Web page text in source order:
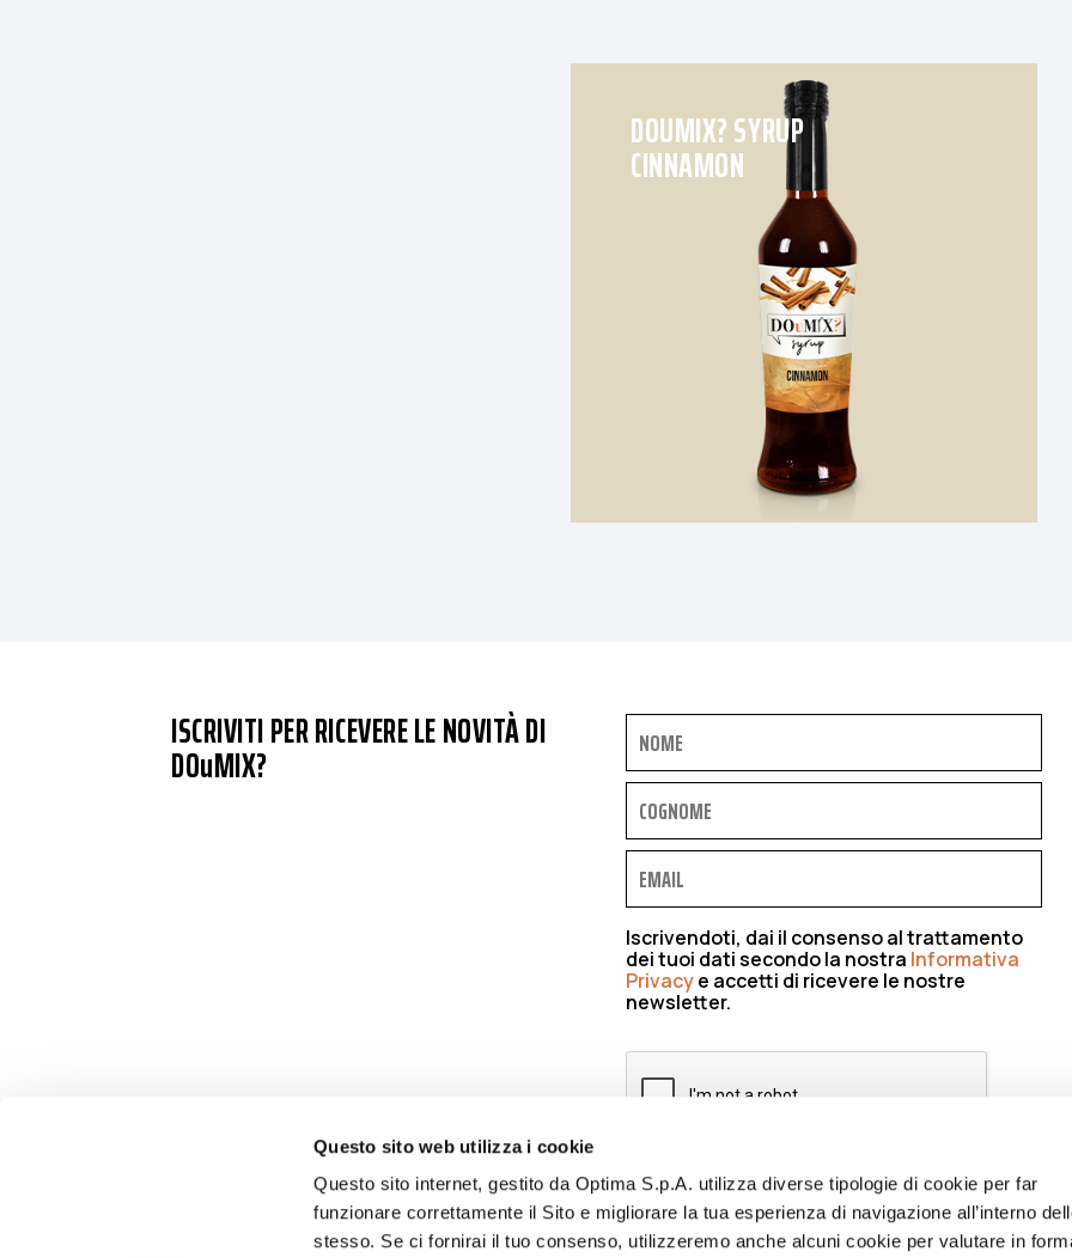
Questo sito web utilizza i cookie
Questo sito internet, gestito da Optima S.p.A. utilizza diverse tipologie di cookie per far
funzionare correttamente il Sito e migliorare la tua esperienza di navigazione all’interno
stesso. Se ci fornirai il tuo consenso, utilizzeremo anche alcuni cookie per valutare in
DOUMIX? SYRUP
CINNAMON
ISCRIVITI PER RICEVERE LE NOVITÀ DI
DOuMIX?
Iscrivendoti, dai il consenso al trattamento
dei tuoi dati secondo la nostra Informativa
Privacye accetti di ricevere le nostre
newsletter.
ISCRIVIMI